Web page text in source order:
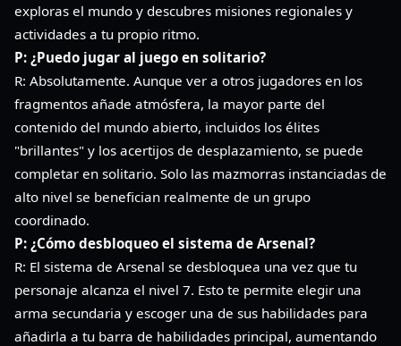
exploras el mundo y descubres misiones regionales y
actividades a tu propio ritmo.
P: ¿Puedo jugar al juego en solitario?
R: Absolutamente. Aunque ver a otros jugadores en los
fragmentos añade atmósfera, la mayor parte del
contenido del mundo abierto, incluidos los élites
"brillantes" y los acertijos de desplazamiento, se puede
completar en solitario. Solo las mazmorras instanciadas de
alto nivel se benefician realmente de un grupo
coordinado.
P: ¿Cómo desbloqueo el sistema de Arsenal?
R: El sistema de Arsenal se desbloquea una vez que tu
personaje alcanza el nivel 7. Esto te permite elegir una
arma secundaria y escoger una de sus habilidades para
añadirla a tu barra de habilidades principal, aumentando